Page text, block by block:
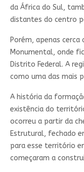
da África do Sul,
distantes do centro
Porém, apenas cerca
Monumental, onde
Distrito Federal. A
como uma das mais
A história da
existência do
ocorreu a partir da
Estrutural, fechado
para esse território
começaram a